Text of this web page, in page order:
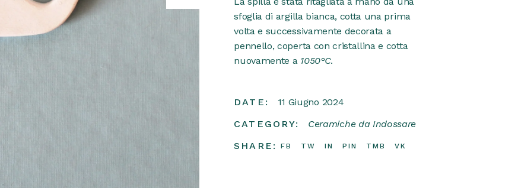
sfoglia di argilla bianca, cotta una prima
volta e successivamente decorata a
pennello, coperta con cristallina e cotta
nuovamente a 1050°C.
DATE:
11 Giugno 2024
CATEGORY:
Ceramiche da Indossare
SHARE:
FB TW IN PIN TMB VK